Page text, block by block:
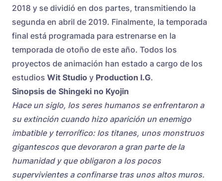
2018 y se dividió en dos partes, transmitiendo la
segunda en abril de 2019. Finalmente, la temporada
final está programada para estrenarse en la
temporada de otoño de este año. Todos los
proyectos de animación han estado a cargo de los
estudios Wit Studio y Production I.G.
Sinopsis de Shingeki no Kyojin
Hace un siglo, los seres humanos se enfrentaron a
su extinción cuando hizo aparición un enemigo
imbatible y terrorífico: los titanes, unos monstruos
gigantescos que devoraron a gran parte de la
humanidad y que obligaron a los pocos
supervivientes a confinarse tras unos altos muros.